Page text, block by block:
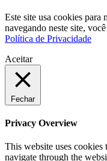
Este site usa cookies para
navegando neste site,
Política de Privacidade
Aceitar
Fechar
Privacy Overview
This website uses
navigate through the